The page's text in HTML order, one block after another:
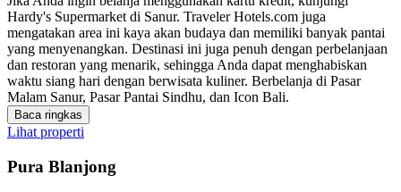
Hardy's Supermarket di Sanur. Traveler Hotels.com juga
mengatakan area ini kaya akan budaya dan memiliki banyak pantai
yang menyenangkan. Destinasi ini juga penuh dengan perbelanjaan
dan restoran yang menarik, sehingga Anda dapat menghabiskan
waktu siang hari dengan berwisata kuliner. Berbelanja di Pasar
Malam Sanur, Pasar Pantai Sindhu, dan Icon Bali.
Baca ringkas
Lihat properti
Pura Blanjong